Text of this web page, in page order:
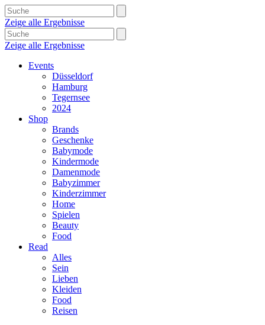
Zeige alle Ergebnisse
Zeige alle Ergebnisse
Events
Düsseldorf
Hamburg
Tegernsee
2024
Shop
Brands
Geschenke
Babymode
Kindermode
Damenmode
Babyzimmer
Kinderzimmer
Home
Spielen
Beauty
Food
Read
Alles
Sein
Lieben
Kleiden
Food
Reisen